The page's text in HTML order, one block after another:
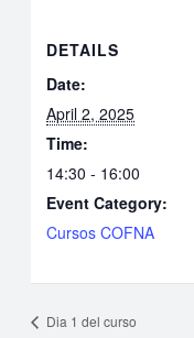
DETAILS
Date:
April 2, 2025
Time:
14:30 - 16:00
Event Category:
Cursos COFNA
Dia 1 del curso